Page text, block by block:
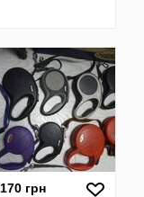
170 грн